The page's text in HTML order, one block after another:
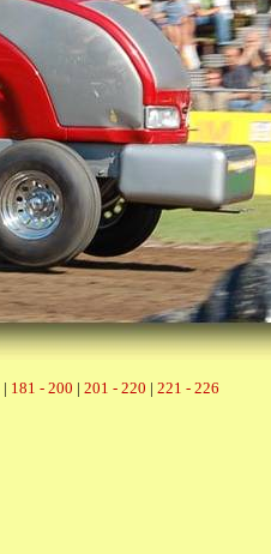
| 181 - 200 | 201 - 220 | 221 - 226